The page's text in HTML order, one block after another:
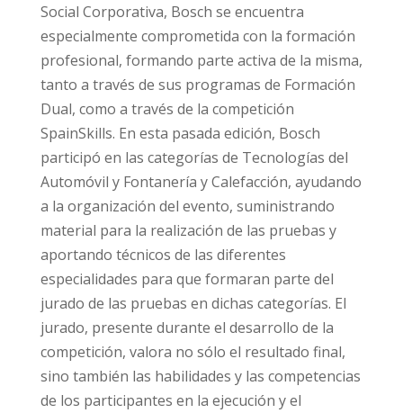
Social Corporativa, Bosch se encuentra
especialmente comprometida con la formación
profesional, formando parte activa de la misma,
tanto a través de sus programas de Formación
Dual, como a través de la competición
SpainSkills. En esta pasada edición, Bosch
participó en las categorías de Tecnologías del
Automóvil y Fontanería y Calefacción, ayudando
a la organización del evento, suministrando
material para la realización de las pruebas y
aportando técnicos de las diferentes
especialidades para que formaran parte del
jurado de las pruebas en dichas categorías. El
jurado, presente durante el desarrollo de la
competición, valora no sólo el resultado final,
sino también las habilidades y las competencias
de los participantes en la ejecución y el